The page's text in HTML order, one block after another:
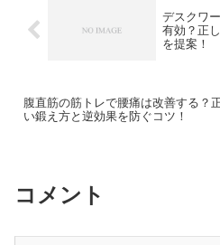
デスクワ
有効？正
を提案！
腹直筋の筋トレで腰痛は改善する？
い鍛え方と逆効果を防ぐコツ！
コメント